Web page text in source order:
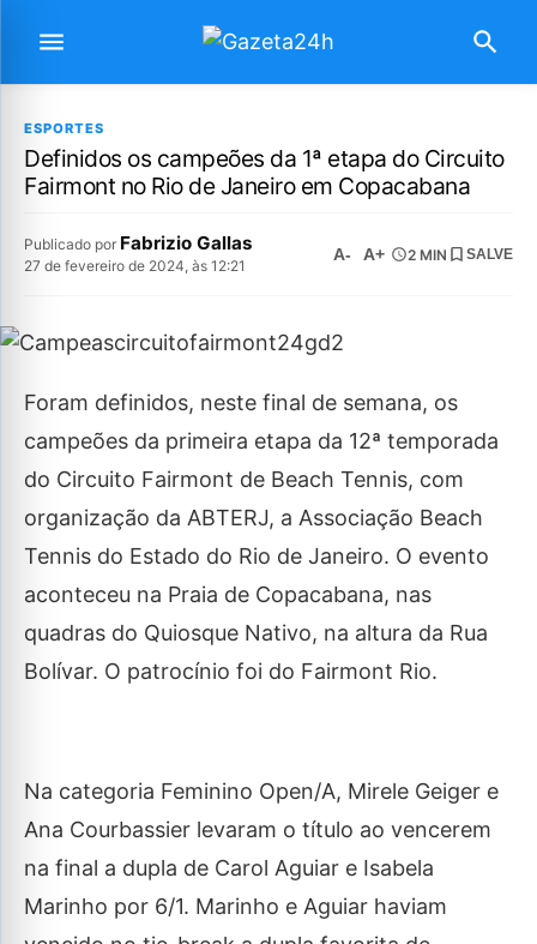
ESPORTES
Definidos os campeões da 1ª etapa do Circuito
Fairmont no Rio de Janeiro em Copacabana
Publicado por Fabrizio Gallas
27 de fevereiro de 2024, às 12:21
A- A+ 2 MIN SALVE
Foram definidos, neste final de semana, os
campeões da primeira etapa da 12ª temporada
do Circuito Fairmont de Beach Tennis, com
organização da ABTERJ, a Associação Beach
Tennis do Estado do Rio de Janeiro. O evento
aconteceu na Praia de Copacabana, nas
quadras do Quiosque Nativo, na altura da Rua
Bolívar. O patrocínio foi do Fairmont Rio.
Na categoria Feminino Open/A, Mirele Geiger e
Ana Courbassier levaram o título ao vencerem
na final a dupla de Carol Aguiar e Isabela
Marinho por 6/1. Marinho e Aguiar haviam